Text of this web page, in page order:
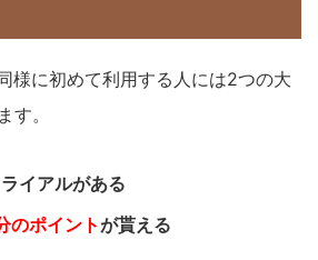
様に初めて利用する人には2つの大
す。
イアルがある
のポイントが貰える